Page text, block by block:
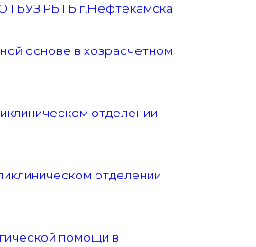
ГБУЗ РБ ГБ г.Нефтекамска
основе в хозрасчетном
отделении
отделении
помощи в